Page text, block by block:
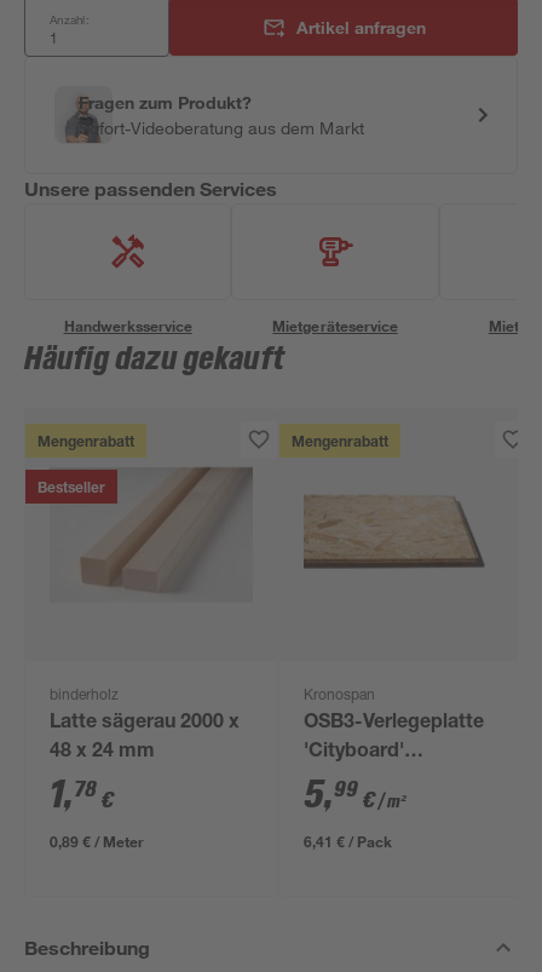
Anzahl: Artikel anfragen
Fragen zum Produkt?
Sofort-Videoberatung aus dem Markt
Unsere passenden Services
Handwerksservice Mietgeräteservice
Häufig dazu gekauft
Mengenrabatt
Bestseller
binderholz
Latte sägerau 2000 x
48 x 24 mm
1,78 €
0,89 € / Meter
Mengenrabatt
Kronospan
OSB3-Verlegeplatte
'Cityboard'
ungeschliffen 1690 x
634 x 12 mm
5,99 €/ m²
6,41 € / Pack
Beschreibung